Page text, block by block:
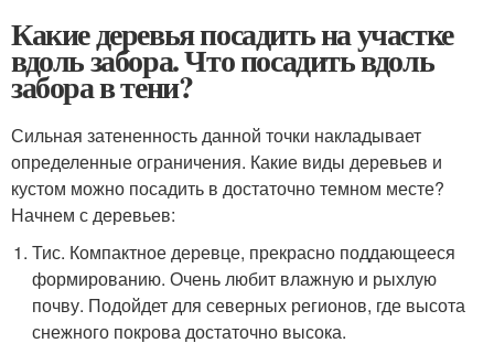
Какие деревья посадить на участке
вдоль забора. Что посадить вдоль
забора в тени?
Сильная затененность данной точки накладывает
определенные ограничения. Какие виды деревьев и
кустом можно посадить в достаточно темном месте?
Начнем с деревьев:
Тис. Компактное деревце, прекрасно поддающееся
формированию. Очень любит влажную и рыхлую
почву. Подойдет для северных регионов, где высота
снежного покрова достаточно высока.